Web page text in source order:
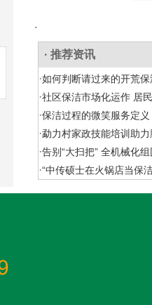
.
· 推荐资讯
·如何判断请过来的开荒
·社区保洁市场化运作 居
·保洁过程的微笑服务定义
·勐力村家政技能培训助
·告别“大扫把” 全机械化
·“中传硕士在火锅店当保